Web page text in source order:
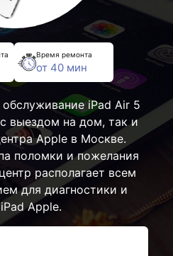
Время ремонта
от 40 мин
iPad Air 5
выездом на дом, так и
Apple в Москве.
поломки и пожелания
располагает всем
для диагностики и
Apple.